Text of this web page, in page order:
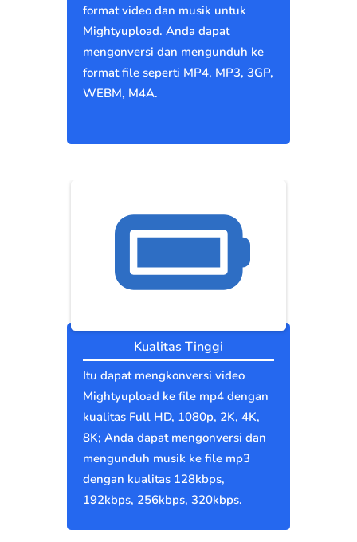
format video dan musik untuk
Mightyupload. Anda dapat
mengonversi dan mengunduh ke
format file seperti MP4, MP3, 3GP,
WEBM, M4A.
Kualitas Tinggi
Itu dapat mengkonversi video
Mightyupload ke file mp4 dengan
kualitas Full HD, 1080p, 2K, 4K,
8K; Anda dapat mengonversi dan
mengunduh musik ke file mp3
dengan kualitas 128kbps,
192kbps, 256kbps, 320kbps.